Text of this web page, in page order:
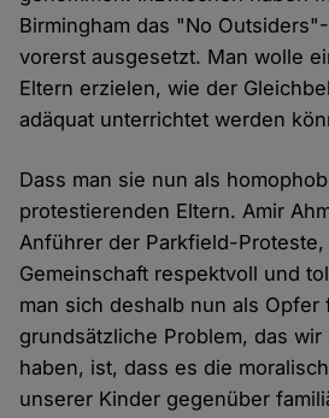
Birmingham das "No
vorerst ausgesetzt. Man wolle
Eltern erzielen, wie der
adäquat unterrichtet werden
Dass man sie nun als
protestierenden Eltern. Amir
Anführer der Parkfield-
Gemeinschaft respektvoll und
man sich deshalb nun als Opfer
grundsätzliche Problem, das
haben, ist, dass es die
unserer Kinder gegenüber